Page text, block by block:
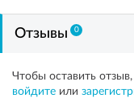
Отзывы 0
Чтобы оставить
войдите или